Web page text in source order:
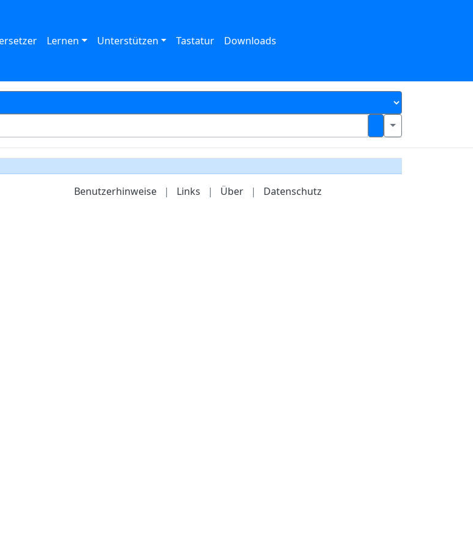
Lernen Unterstützen Tastatur Downloads
Benutzerhinweise | Links | Über | Datenschutz